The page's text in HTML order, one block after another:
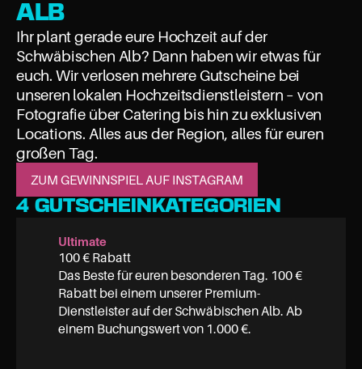
ALB
Ihr plant gerade eure Hochzeit auf der
Schwäbischen Alb? Dann haben wir etwas für
euch. Wir verlosen mehrere Gutscheine bei
unseren lokalen Hochzeitsdienstleistern – von
Fotografie über Catering bis hin zu exklusiven
Locations. Alles aus der Region, alles für euren
großen Tag.
ZUM GEWINNSPIEL AUF INSTAGRAM
4 GUTSCHEINKATEGORIEN
Ultimate
100 € Rabatt
Das Beste für euren besonderen Tag. 100 €
Rabatt bei einem unserer Premium-
Dienstleister auf der Schwäbischen Alb. Ab
einem Buchungswert von 1.000 €.